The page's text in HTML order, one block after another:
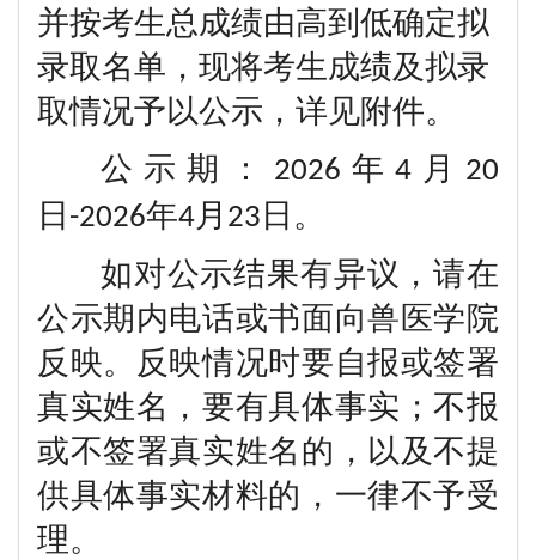
并按考生总成绩由高到低确定拟
录取名单，现将考生成绩及拟录
取情况予以公示，详见附件。
公示期：
2026 年 4月 20
日 -2026年4月 23 日。
如对公示结果有异议，请在
公示期内电话或书面向兽医学院
反映。反映情况时要自报或签署
真实姓名，要有具体事实；不报
或不签署真实姓名的，以及不提
供具体事实材料的，一律不予受
理。